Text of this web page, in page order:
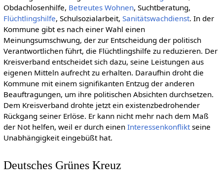
Obdachlosenhilfe, Betreutes Wohnen, Suchtberatung,
Flüchtlingshilfe, Schulsozialarbeit, Sanitätswachdienst. In der
Kommune gibt es nach einer Wahl einen
Meinungsumschwung, der zur Entscheidung der politisch
Verantwortlichen führt, die Flüchtlingshilfe zu reduzieren. Der
Kreisverband entscheidet sich dazu, seine Leistungen aus
eigenen Mitteln aufrecht zu erhalten. Daraufhin droht die
Kommune mit einem signifikanten Entzug der anderen
Beauftragungen, um ihre politischen Absichten durchsetzen.
Dem Kreisverband drohte jetzt ein existenzbedrohender
Rückgang seiner Erlöse. Er kann nicht mehr nach dem Maß
der Not helfen, weil er durch einen Interessenkonfliktseine
Unabhängigkeit eingebüßt hat.
Deutsches Grünes Kreuz